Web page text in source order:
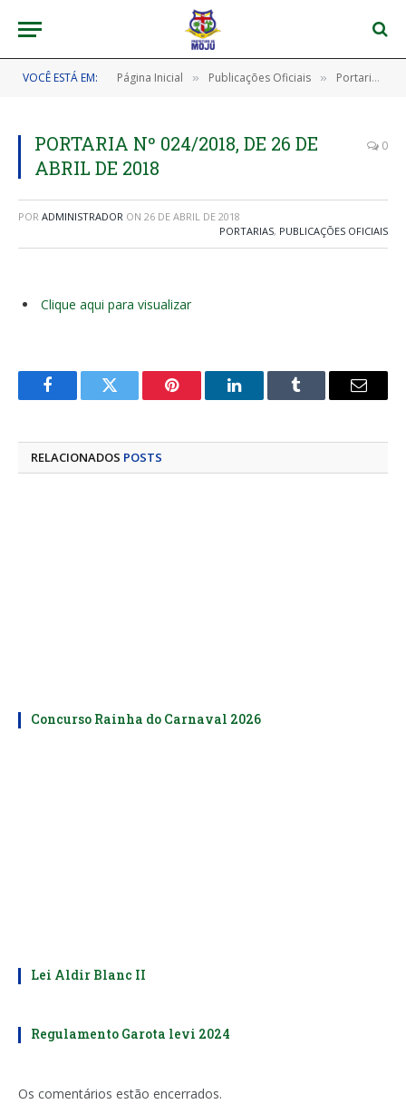
VOCÊ ESTÁ EM: Página Inicial » Publicações Oficiais » Portarias
PORTARIA Nº 024/2018, DE 26 DE
ABRIL DE 2018
0
POR ADMINISTRADOR ON 26 DE ABRIL DE 2018
PORTARIAS, PUBLICAÇÕES OFICIAIS
Clique aqui para visualizar
FacebookTwitter Pinterest LinkedInTumblr
E-
RELACIONADOS POSTS
Concurso Rainha do Carnaval 2026
Lei Aldir Blanc II
Regulamento Garota levi 2024
Os comentários estão encerrados.